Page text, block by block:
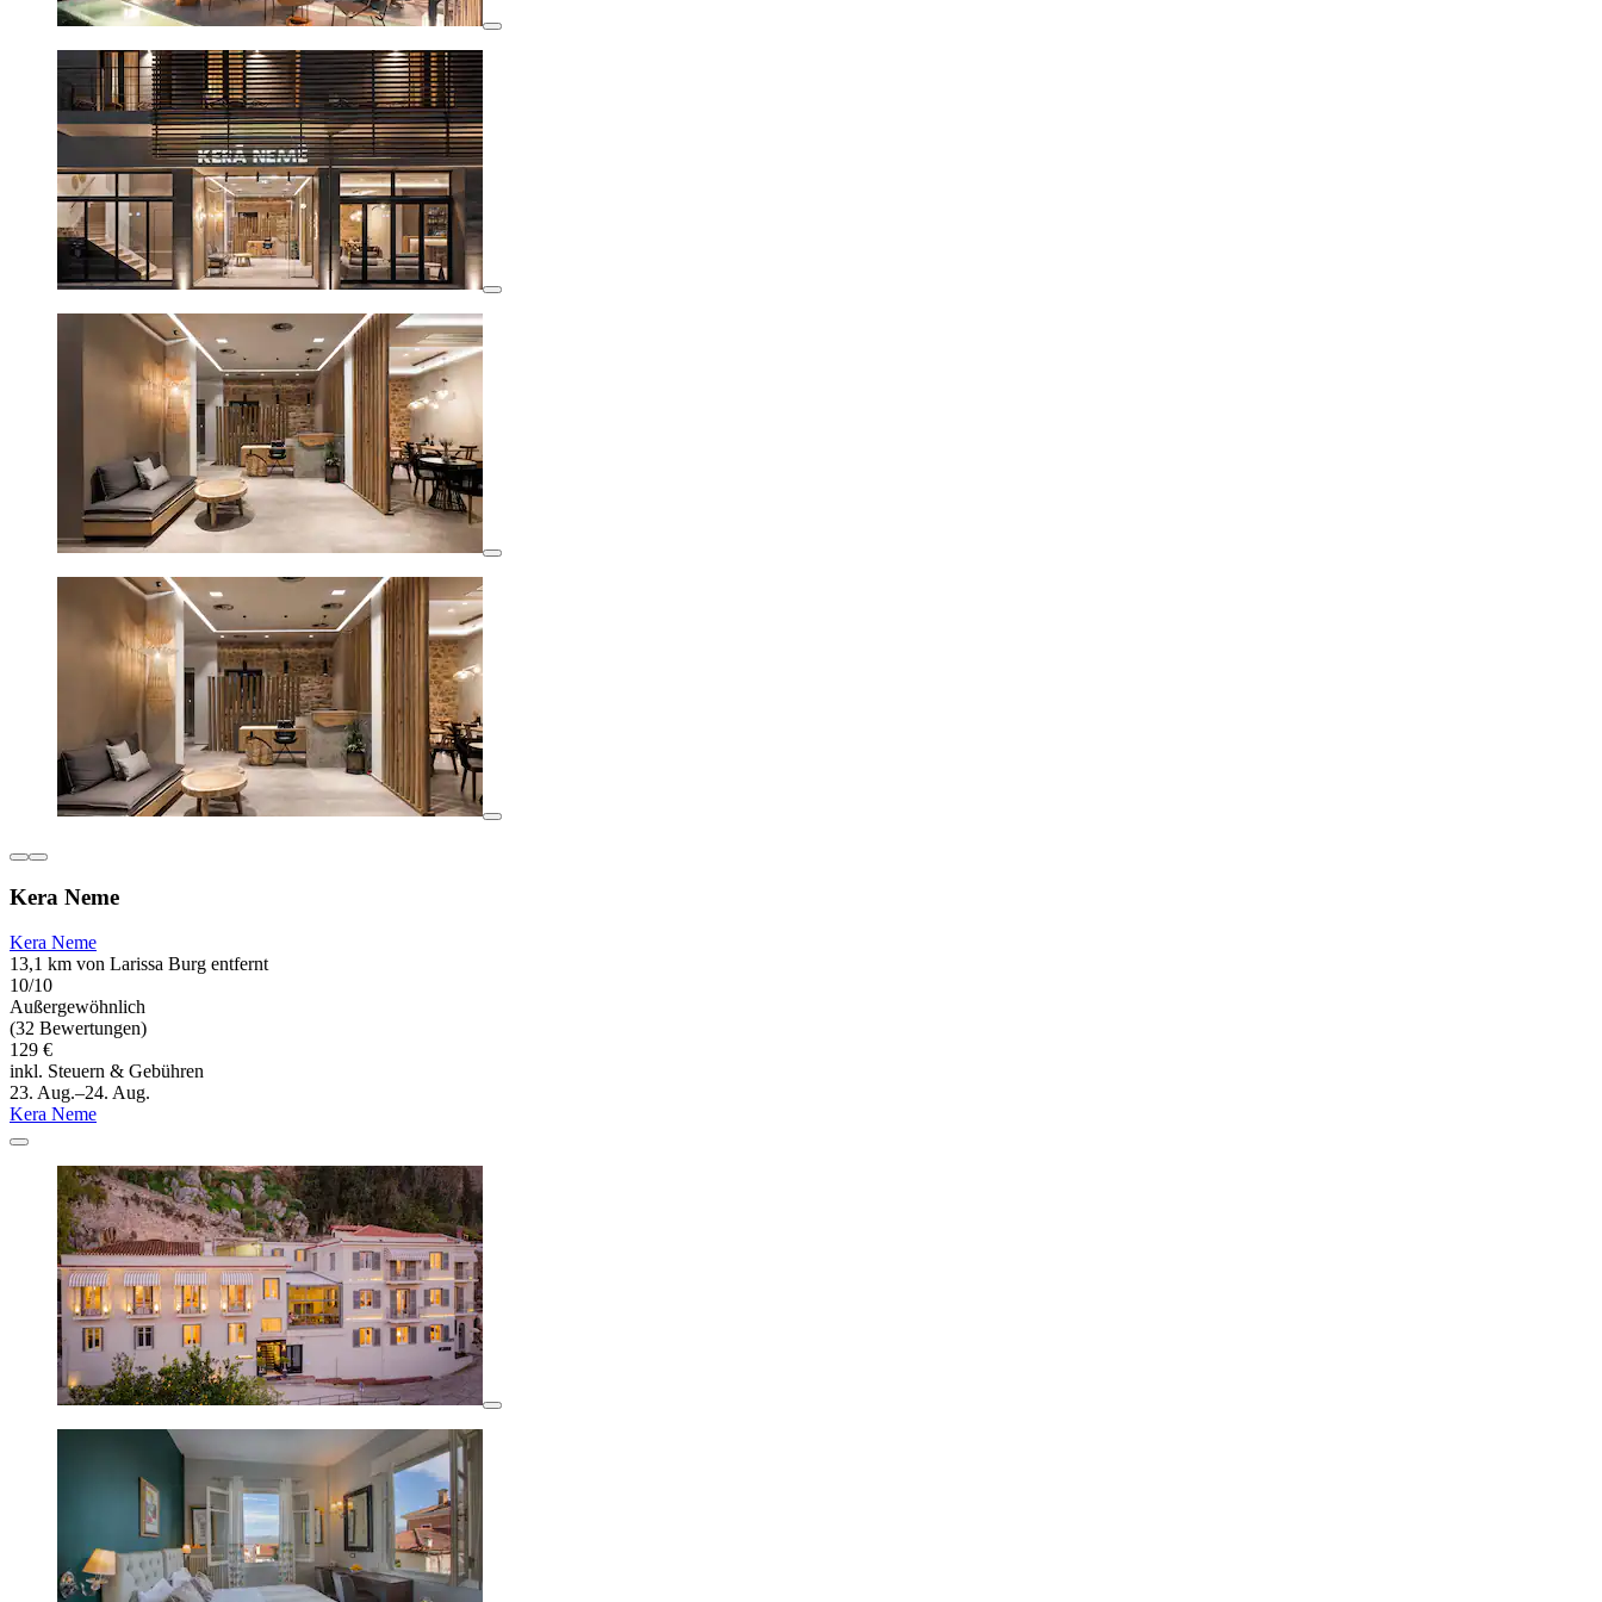
Kera Neme
Kera Neme
13,1 km von Larissa Burg entfernt
10/10
Außergewöhnlich
(32 Bewertungen)
129 €
inkl. Steuern & Gebühren
23. Aug.–24. Aug.
Kera Neme